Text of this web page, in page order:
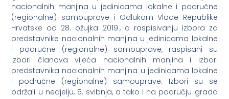
nacionalnih manjina u jedinicama lokalne i područne
(regionalne) samouprave i Odlukom Vlade Republike
Hrvatske od 28. ožujka 2019., o raspisivanju izbora za
predstavnike nacionalnih manjina u jedinicama lokalne
i područne (regionalne) samouprave, raspisani su
izbori članova vijeća nacionalnih manjina i izbori
predstavnika nacionalnih manjina u jedinicama lokalne
i područne (regionalne) samouprave. Izbori su se
održali u nedjelju, 5. svibnja, a tako i na području grada